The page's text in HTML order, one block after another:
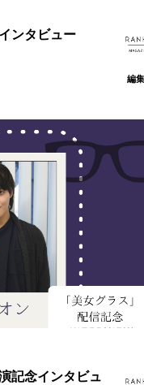
ンタビュー
編
記念インタビュ